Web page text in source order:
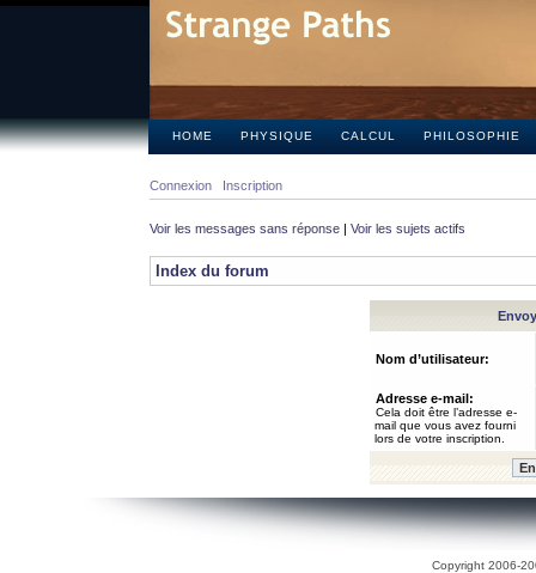
HOME PHYSIQUE CALCUL PHILOSOPHIE
Connexion Inscription
Voir les messages sans réponse | Voir les sujets actifs
Index du forum
Nom d’utilisateur:
Adresse e-mail:
Cela doit être l’adresse e-
mail que vous avez fourni
lors de votre inscription.
Copyright 2006-